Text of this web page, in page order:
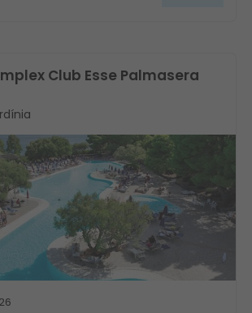
Club Esse Palmasera